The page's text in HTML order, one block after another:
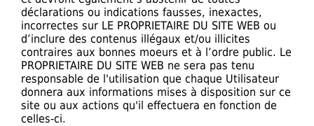
déclarations ou indications fausses, inexactes,
incorrectes sur LE PROPRIETAIRE DU SITE WEB ou
d’inclure des contenus illégaux et/ou illicites
contraires aux bonnes moeurs et à l’ordre public. Le
PROPRIETAIRE DU SITE WEB ne sera pas tenu
responsable de l'utilisation que chaque Utilisateur
donnera aux informations mises à disposition sur ce
site ou aux actions qu'il effectuera en fonction de
celles-ci.